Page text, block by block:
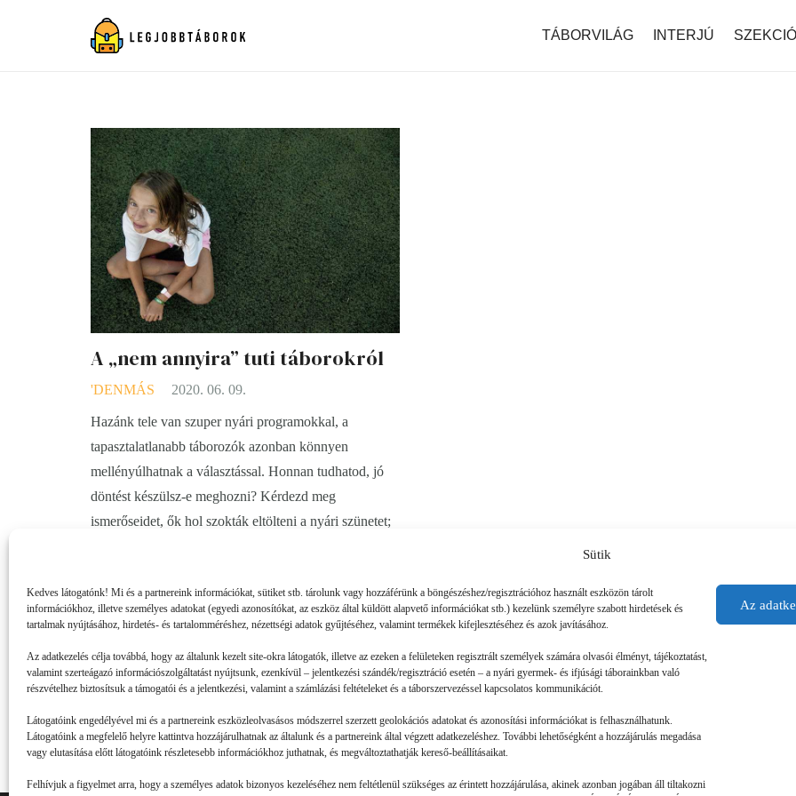
Sütik
Kedves látogatónk! Mi és a partnereink információkat, sütiket stb. tárolunk vagy hozzáférünk a böngészéshez/regisztrációhoz használt eszközön tárolt
információkhoz, illetve személyes adatokat (egyedi azonosítókat, az eszköz által küldött alapvető információkat stb.) kezelünk személyre szabott hirdetések és
tartalmak nyújtásához, hirdetés- és tartalomméréshez, nézettségi adatok gyűjtéséhez, valamint termékek kifejlesztéséhez és azok javításához.
Az adatkezelés célja továbbá, hogy az általunk kezelt site-okra látogatók, illetve az ezeken a felületeken regisztrált személyek számára olvasói élményt, tájékoztatást,
valamint szerteágazó információszolgáltatást nyújtsunk, ezenkívül – jelentkezési szándék/regisztráció esetén – a nyári gyermek- és ifjúsági táborainkban való
részvételhez biztosítsuk a támogatói és a jelentkezési, valamint a számlázási feltételeket és a táborszervezéssel kapcsolatos kommunikációt.
Látogatóink engedélyével mi és a partnereink eszközleolvasásos módszerrel szerzett geolokációs adatokat és azonosítási információkat is felhasználhatunk.
Látogatóink a megfelelő helyre kattintva hozzájárulhatnak az általunk és a partnereink által végzett adatkezeléshez. További lehetőségként a hozzájárulás megadása
vagy elutasítása előtt látogatóink részletesebb információkhoz juthatnak, és megváltoztathatják kereső-beállításaikat.
Felhívjuk a figyelmet arra, hogy a személyes adatok bizonyos kezeléséhez nem feltétlenül szükséges az érintett hozzájárulása, akinek azonban jogában áll tiltakozni
Az
TÁBORVILÁG INTERJÚ SZEKCIÓ
A „nem annyira” tuti táborokról
'DENMÁS 2020. 06. 09.
Hazánk tele van szuper nyári programokkal, a
tapasztalatlanabb táborozók azonban könnyen
mellényúlhatnak a választással. Honnan tudhatod, jó
döntést készülsz-e meghozni? Kérdezd meg
ismerőseidet, ők hol szokták eltölteni a nyári szünetet;